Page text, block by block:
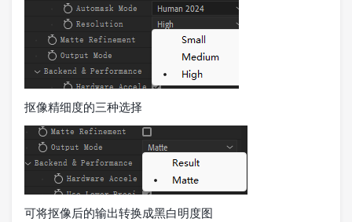
抠像精细度的三种选择
可将抠像后的输出转换成黑白明度图